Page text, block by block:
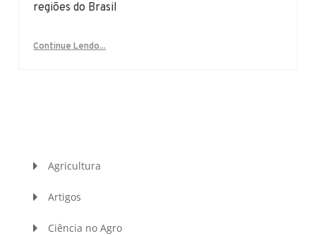
regiões do Brasil
Continue Lendo...
Agricultura
Artigos
Ciência no Agro